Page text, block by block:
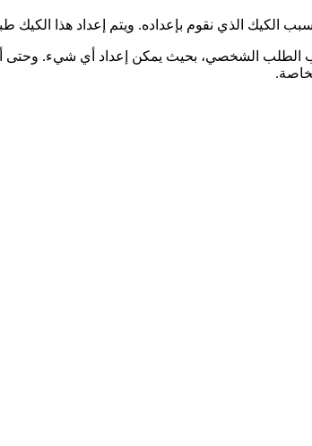
الكيك الذي نقوم بإعداده. ويتم إعداد هذا الكيك
الطلب الشخصي، بحيث يمكن إعداد أي شيء. وحتى